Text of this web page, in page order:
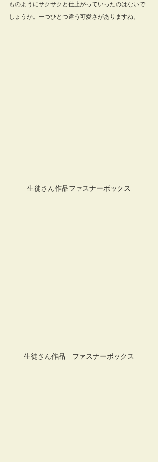
ものようにサクサクと仕上がっていったのはないで
しょうか。一つひとつ違う可愛さがありますね。
生徒さん作品ファスナーボックス
生徒さん作品　ファスナーボックス